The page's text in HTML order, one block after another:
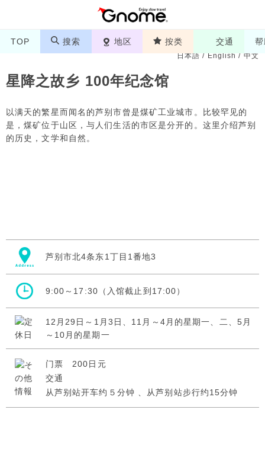
TOP 搜索 地区 按类 交通
日本語/English/中文
星降之故乡 100年纪念馆
以满天的繁星而闻名的芦别市曾是煤矿工业城市。比较罕见的
是，煤矿位于山区，与人们生活的市区是分开的。这里介绍芦别
的历史，文学和自然。
芦别市北4条东1丁目1番地3
9:00～17:30（入馆截止到17:00）
12月29日～1月3日、11月～4月的星期一、二、5月
～10月的星期一
门票 200日元
交通
从芦别站开车约５分钟 、从芦别站步行约15分钟